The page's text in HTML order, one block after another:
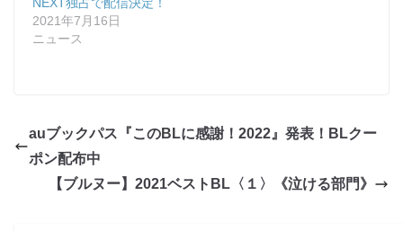
2021年7月16日
ニュース
auブックパス『このBLに感謝！2022』発表！BLクー
ポン配布中
【ブルヌー】2021ベストBL〈１〉《泣ける部門》